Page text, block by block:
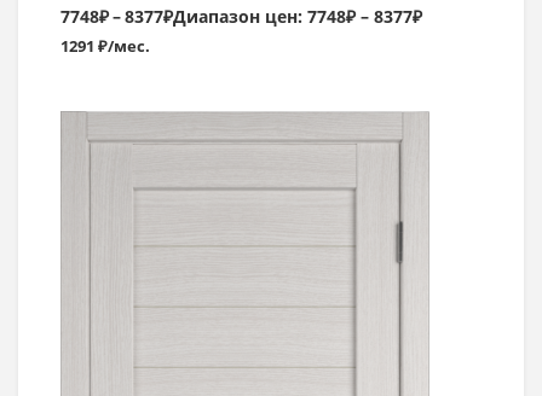
7748₽–8377₽Диапазон цен: 7748₽ – 8377₽
1291 ₽/мес.
Выбрать >